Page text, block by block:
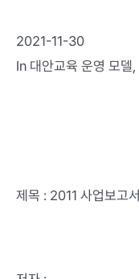
2021-11-30
In 대안교육 운영 모델,
제목 : 2011 사업보고서